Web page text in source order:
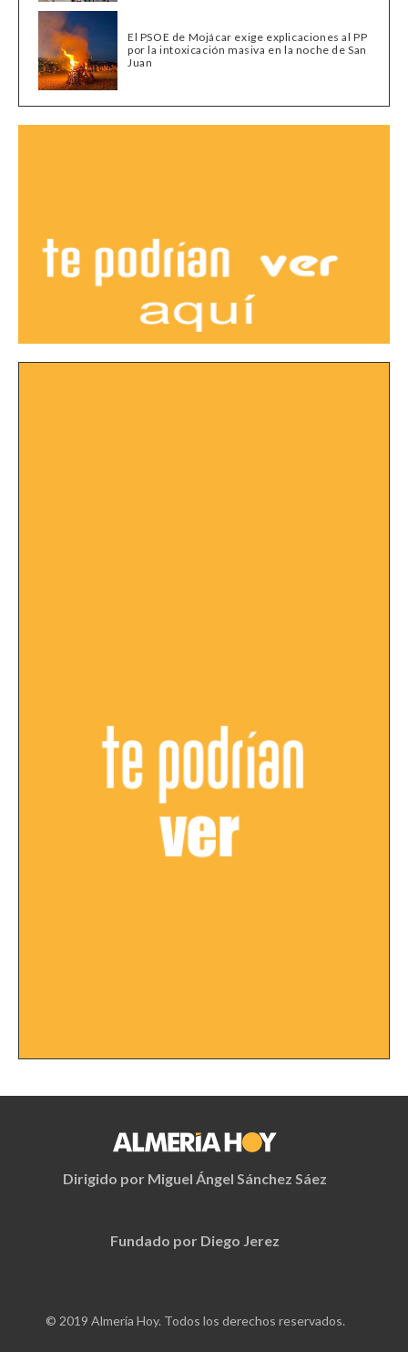
El PSOE de Mojácar exige explicaciones al PP
por la intoxicación masiva en la noche de San
Juan
Dirigido por Miguel Ángel Sánchez Sáez
Fundado por Diego Jerez
© 2019 Almería Hoy. Todos los derechos reservados.